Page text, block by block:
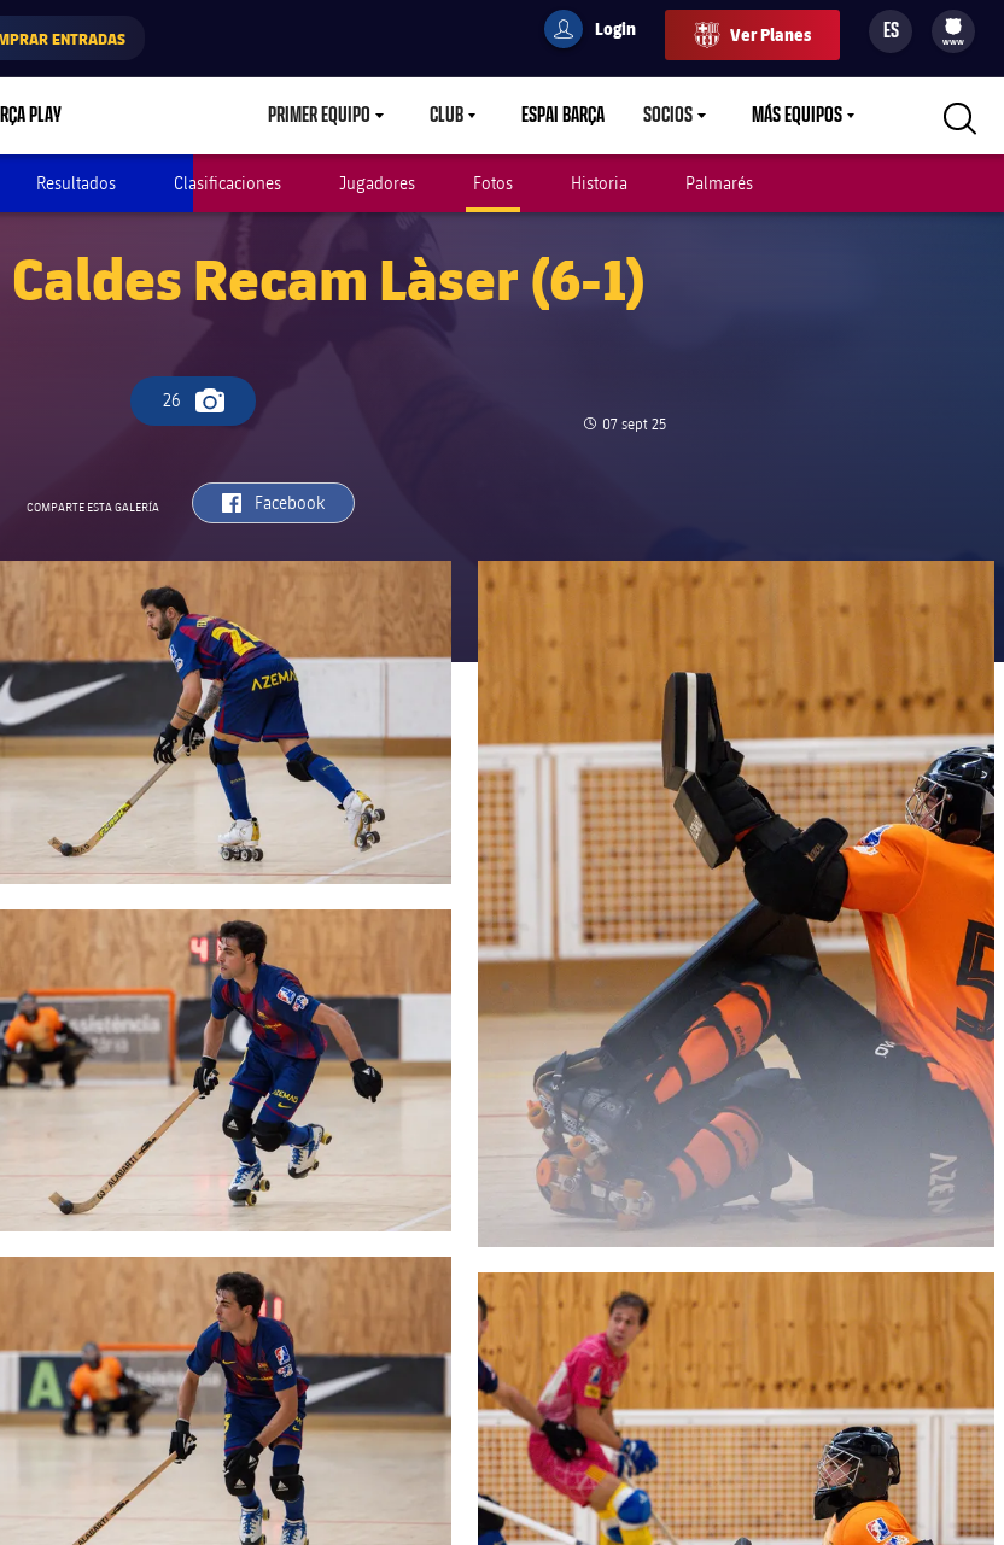
ENTRADAS userCulers
Login Ver Planes ES
filled-badge
www
PLAY PRIMER EQUIPOLABEL.ARIA.CARETDOWN
CLUBLABEL.ARIA.CARETDOWN
ESPAI BARÇA SOCIOSLABEL.ARIA.CARETDOWN
MÁS EQUIPOSLABEL.ARIA.CARETDOWN
Resultados Clasificaciones Jugadores Fotos Historia Palmarés
Caldes Recam Làser (6-1)
26
Icono de cámara Fecha de publicación
07 sept 25
COMPARTE ESTA GALERÍA label.aria.facebook
Facebook
club badge
club badge
FC Barcelona club badge
FC Barcelona club badge